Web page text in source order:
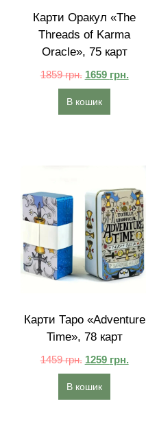
Карти Оракул «The
Threads of Karma
Oracle», 75 карт
1859грн. 1659 грн.
В кошик
Карти Таро «Adventure
Time», 78 карт
1459грн. 1259 грн.
В кошик